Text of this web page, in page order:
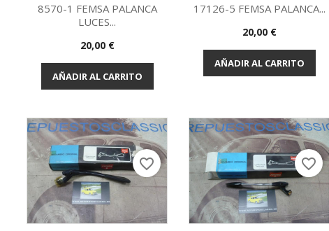
Vista rápida
8570-1 FEMSA PALANCA
LUCES...
Precio
20,00 €
AÑADIR AL CARRITO
Vista rápida
17126-5 FEMSA PALANCA...
Precio
20,00 €
AÑADIR AL CARRITO
favorite_border favorite_border